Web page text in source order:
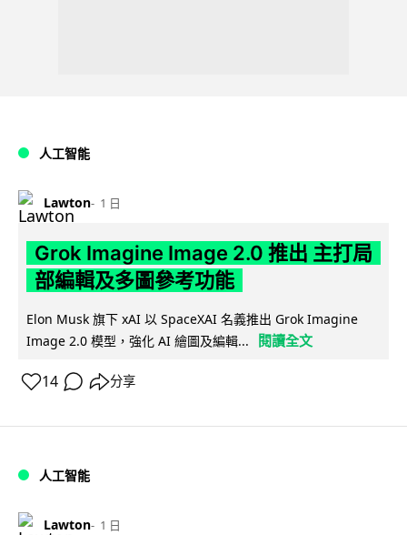
人工智能
Lawton 1 日
Grok Imagine Image 2.0 推出 主打局
部編輯及多圖參考功能
Elon Musk 旗下 xAI 以 SpaceXAI 名義推出 Grok Imagine
Image 2.0 模型，強化 AI 繪圖及編輯...
閱讀全文
14 分享
人工智能
Lawton 1 日